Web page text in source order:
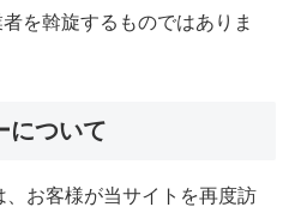
を斡旋するものではありま
について
お客様が当サイトを再度訪